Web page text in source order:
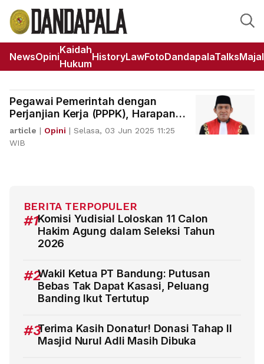
NewsOpini
Kaidah
Hukum
HistoryLawFotoDandapalaTalks
Pegawai Pemerintah dengan
Perjanjian Kerja (PPPK), Harapan
dan Cita-Cita
article | Opini | Selasa, 03 Jun 2025 11:25
WIB
BERITA TERPOPULER
#1Komisi Yudisial Loloskan 11 Calon
Hakim Agung dalam Seleksi Tahun
2026
#2Wakil Ketua PT Bandung: Putusan
Bebas Tak Dapat Kasasi, Peluang
Banding Ikut Tertutup
#3Terima Kasih Donatur! Donasi Tahap II
Masjid Nurul Adli Masih Dibuka